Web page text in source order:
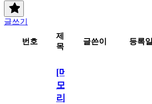
글쓰기
번호
제
목
글쓴이 등록일
[메
모
리